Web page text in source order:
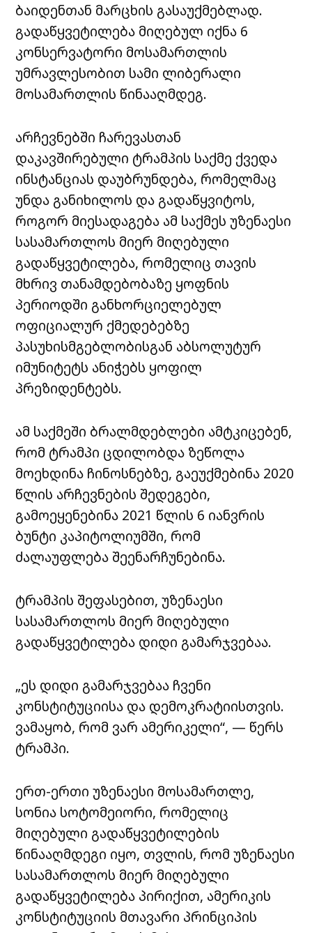
ბაიდენთან მარცხის გასაუქმებლად.
გადაწყვეტილება მიღებულ იქნა 6
კონსერვატორი მოსამართლის
უმრავლესობით სამი ლიბერალი
მოსამართლის წინააღმდეგ.
არჩევნებში ჩარევასთან
დაკავშირებული ტრამპის საქმე ქვედა
ინსტანციას დაუბრუნდება, რომელმაც
უნდა განიხილოს და გადაწყვიტოს,
როგორ მიესადაგება ამ საქმეს უზენაესი
სასამართლოს მიერ მიღებული
გადაწყვეტილება, რომელიც თავის
მხრივ თანამდებობაზე ყოფნის
პერიოდში განხორციელებულ
ოფიციალურ ქმედებებზე
პასუხისმგებლობისგან აბსოლუტურ
იმუნიტეტს ანიჭებს ყოფილ
პრეზიდენტებს.
ამ საქმეში ბრალმდებლები ამტკიცებენ,
რომ ტრამპი ცდილობდა ზეწოლა
მოეხდინა ჩინოსნებზე, გაეუქმებინა 2020
წლის არჩევნების შედეგები,
გამოეყენებინა 2021 წლის 6 იანვრის
ბუნტი კაპიტოლიუმში, რომ
ძალაუფლება შეენარჩუნებინა.
ტრამპის შეფასებით, უზენაესი
სასამართლოს მიერ მიღებული
გადაწყვეტილება დიდი გამარჯვებაა.
„ეს დიდი გამარჯვებაა ჩვენი
კონსტიტუციისა და დემოკრატიისთვის.
ვამაყობ, რომ ვარ ამერიკელი“, — წერს
ტრამპი.
ერთ-ერთი უზენაესი მოსამართლე,
სონია სოტომეიორი, რომელიც
მიღებული გადაწყვეტილების
წინააღმდეგი იყო, თვლის, რომ უზენაესი
სასამართლოს მიერ მიღებული
გადაწყვეტილება პირიქით, ამერიკის
კონსტიტუციის მთავარი პრინციპის